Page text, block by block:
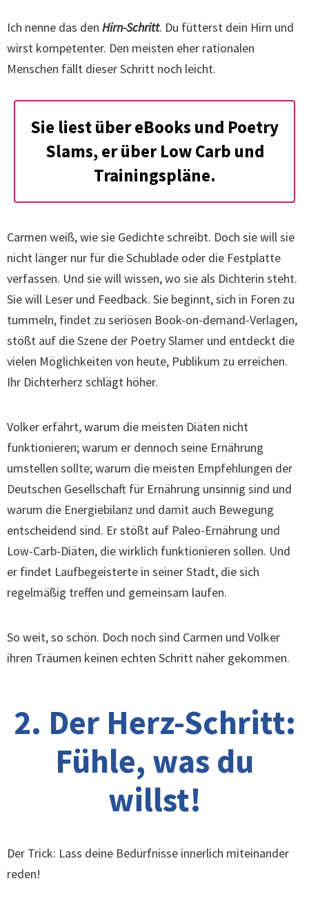
Ich nenne das den Hirn-Schritt. Du fütterst dein Hirn und
wirst kompetenter. Den meisten eher rationalen
Menschen fällt dieser Schritt noch leicht.
Sie liest über eBooks und Poetry
Slams, er über Low Carb und
Trainingspläne.
Carmen weiß, wie sie Gedichte schreibt. Doch sie will sie
nicht länger nur für die Schublade oder die Festplatte
verfassen. Und sie will wissen, wo sie als Dichterin steht.
Sie will Leser und Feedback. Sie beginnt, sich in Foren zu
tummeln, findet zu seriösen Book-on-demand-Verlagen,
stößt auf die Szene der Poetry Slamer und entdeckt die
vielen Möglichkeiten von heute, Publikum zu erreichen.
Ihr Dichterherz schlägt höher.
Volker erfährt, warum die meisten Diäten nicht
funktionieren; warum er dennoch seine Ernährung
umstellen sollte; warum die meisten Empfehlungen der
Deutschen Gesellschaft für Ernährung unsinnig sind und
warum die Energiebilanz und damit auch Bewegung
entscheidend sind. Er stößt auf Paleo-Ernährung und
Low-Carb-Diäten, die wirklich funktionieren sollen. Und
er findet Laufbegeisterte in seiner Stadt, die sich
regelmäßig treffen und gemeinsam laufen.
So weit, so schön. Doch noch sind Carmen und Volker
ihren Träumen keinen echten Schritt näher gekommen.
2. Der Herz-Schritt:
Fühle, was du
willst!
Der Trick: Lass deine Bedürfnisse innerlich miteinander
reden!